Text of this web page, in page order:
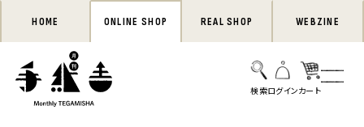
HOME ONLINE SHOP REAL SHOP WEBZINE